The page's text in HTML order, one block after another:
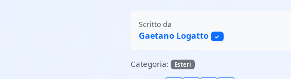
Scritto da
Gaetano Logatto ✓
Categoria: Esteri